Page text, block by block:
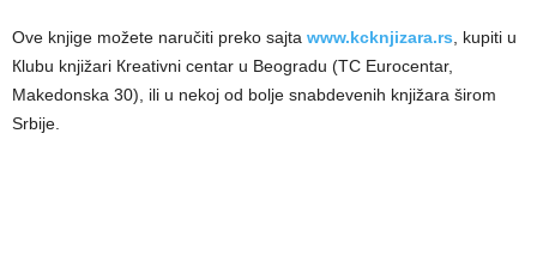
Ove knjige možete naručiti preko sajta www.kcknjizara.rs, kupiti u
Кlubu knjižari Кreativni centar u Beogradu (TC Eurocentar,
Makedonska 30), ili u nekoj od bolje snabdevenih knjižara širom
Srbije.